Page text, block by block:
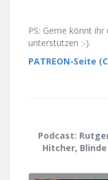
PS: Gerne könnt
unterstützen :-).
PATREON-Seite
Podcast:
Hitcher,